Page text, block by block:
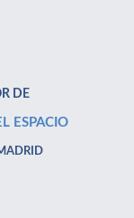
DE
ESPACIO